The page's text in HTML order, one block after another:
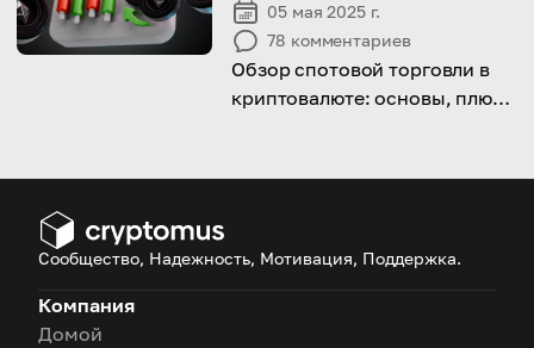
05 мая 2025 г.
78 комментариев
Обзор спотовой торговли в
криптовалюте: основы, плюсы
несколько советов по
Сообщество, Надежность, Мотивация, Поддержка.
Компания
Домой